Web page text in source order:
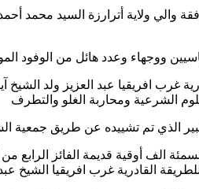
والي ولاية أترارزة السيد محمد
ووجهاء وعدد هائل من الوفود
غرب افريقيا عبد العزيز ولد
الشرعية ومحاربة الغلو والتطرف
الذي تم تشييده عن طريق جمعية
الف أوقية قديمة الفائز
القادرية غرب افريقيا الشيخ عبد